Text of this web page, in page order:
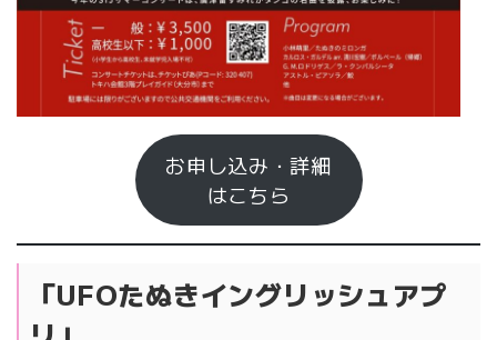
お申し込み・詳細
はこちら
「UFOたぬきイングリッシュアプ